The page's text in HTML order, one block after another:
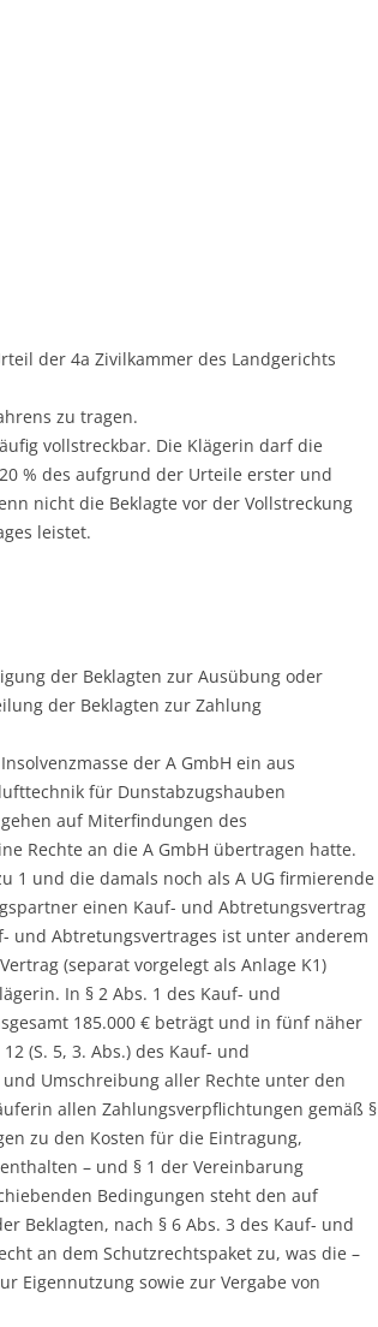
der 4a Zivilkammer des Landgerichts
zu tragen.
vollstreckbar. Die Klägerin darf die
% des aufgrund der Urteile erster und
nicht die Beklagte vor der Vollstreckung
leistet.
der Beklagten zur Ausübung oder
der Beklagten zur Zahlung
der A GmbH ein aus
für Dunstabzugshauben
auf Miterfindungen des
Rechte an die A GmbH übertragen hatte.
1 und die damals noch als A UG firmierende
einen Kauf- und Abtretungsvertrag
und Abtretungsvertrages ist unter anderem
(separat vorgelegt als Anlage K1)
In § 2 Abs. 1 des Kauf- und
185.000 € beträgt und in fünf näher
(S. 5, 3. Abs.) des Kauf- und
Umschreibung aller Rechte unter den
allen Zahlungsverpflichtungen gemäß §
zu den Kosten für die Eintragung,
– und § 1 der Vereinbarung
Bedingungen steht den auf
Beklagten, nach § 6 Abs. 3 des Kauf- und
an dem Schutzrechtspaket zu, was die –
Eigennutzung sowie zur Vergabe von